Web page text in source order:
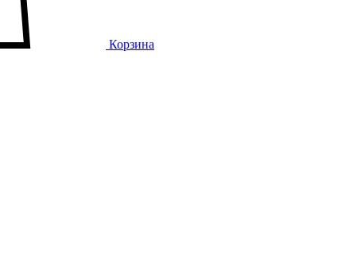
Корзина